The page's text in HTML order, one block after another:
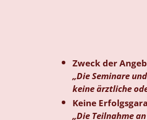
Zweck der
„Die Seminare
keine ärztliche
Keine
„Die Teilnahme